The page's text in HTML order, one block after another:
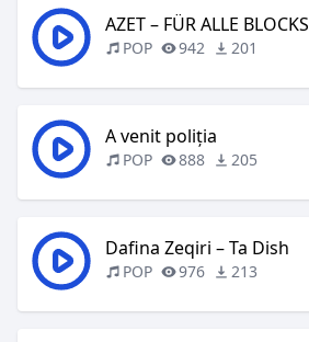
AZET – FÜR ALLE BLOCKS
POP 942 201
A venit poliția
POP 888 205
Dafina Zeqiri – Ta Dish
POP 976 213